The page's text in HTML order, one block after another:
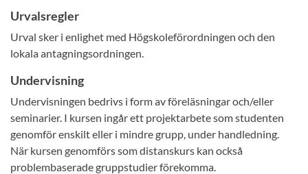
Urvalsregler
Urval sker i enlighet med Högskoleförordningen och den
lokala antagningsordningen.
Undervisning
Undervisningen bedrivs i form av föreläsningar och/eller
seminarier. I kursen ingår ett projektarbete som studenten
genomför enskilt eller i mindre grupp, under handledning.
När kursen genomförs som distanskurs kan också
problembaserade gruppstudier förekomma.